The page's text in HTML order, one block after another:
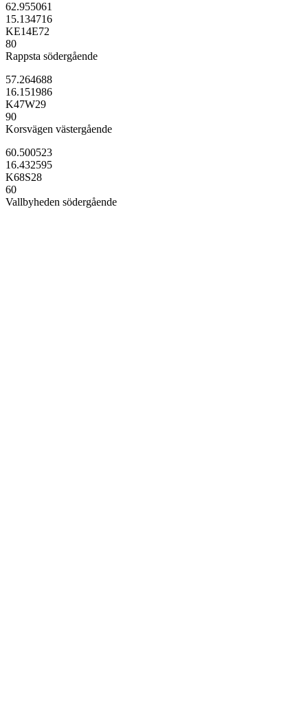
62.955061
15.134716
KE14E72
80
Rappsta södergående
57.264688
16.151986
K47W29
90
Korsvägen västergående
60.500523
16.432595
K68S28
60
Vallbyheden södergående